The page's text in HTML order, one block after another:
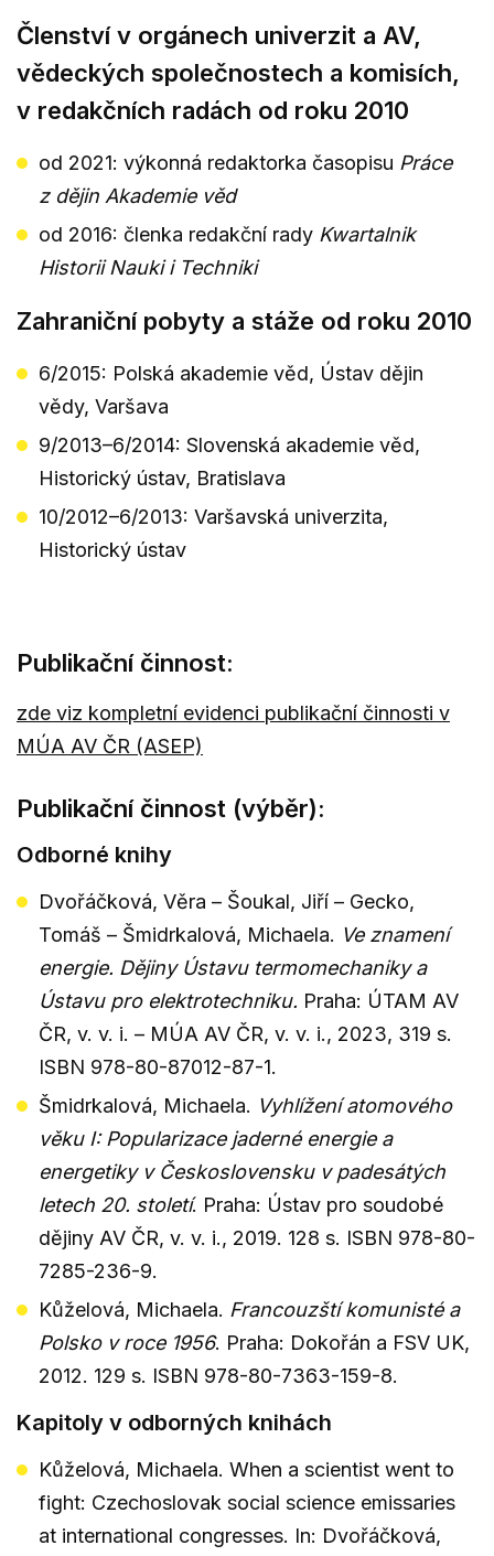
Členství v orgánech univerzit a AV,
vědeckých společnostech a komisích,
v redakčních radách od roku 2010
od 2021: výkonná redaktorka časopisu Práce
z dějin Akademie věd
od 2016: členka redakční rady Kwartalnik
Historii Nauki i Techniki
Zahraniční pobyty a stáže od roku 2010
6/2015: Polská akademie věd, Ústav dějin
vědy, Varšava
9/2013–6/2014: Slovenská akademie věd,
Historický ústav, Bratislava
10/2012–6/2013: Varšavská univerzita,
Historický ústav
Publikační činnost:
zde viz kompletní evidenci publikační činnosti v
MÚA AV ČR (ASEP)
Publikační činnost (výběr):
Odborné knihy
Dvořáčková, Věra – Šoukal, Jiří – Gecko,
Tomáš – Šmidrkalová, Michaela. Ve znamení
energie. Dějiny Ústavu termomechaniky a
Ústavu pro elektrotechniku. Praha: ÚTAM AV
ČR, v. v. i. – MÚA AV ČR, v. v. i., 2023, 319 s.
ISBN 978-80-87012-87-1.
Šmidrkalová, Michaela. Vyhlížení atomového
věku I: Popularizace jaderné energie a
energetiky v Československu v padesátých
letech 20. století. Praha: Ústav pro soudobé
dějiny AV ČR, v. v. i., 2019. 128 s. ISBN 978-80-
7285-236-9.
Kůželová, Michaela. Francouzští komunisté a
Polsko v roce 1956. Praha: Dokořán a FSV UK,
2012. 129 s. ISBN 978-80-7363-159-8.
Kapitoly v odborných knihách
Kůželová, Michaela. When a scientist went to
fight: Czechoslovak social science emissaries
at international congresses. In: Dvořáčková,